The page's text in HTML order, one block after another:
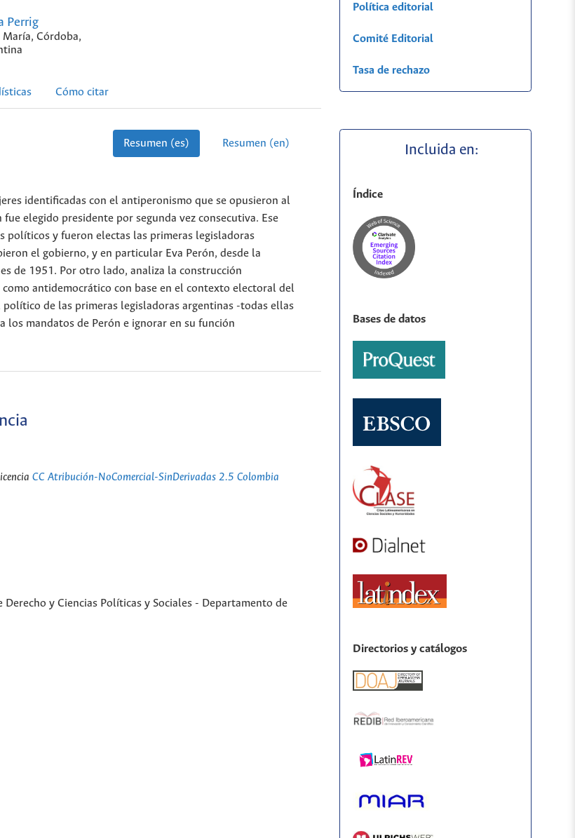
Perrig
Córdoba,
Cómo citar
Resumen (es) Resumen (en)
identificadas con el antiperonismo que se opusieron al
elegido presidente por segunda vez consecutiva. Ese
políticos y fueron electas las primeras legisladoras
el gobierno, y en particular Eva Perón, desde la
de 1951. Por otro lado, analiza la construcción
antidemocrático con base en el contexto electoral del
de las primeras legisladoras argentinas -todas ellas
los mandatos de Perón e ignorar en su función
CC Atribución-NoComercial-SinDerivadas 2.5 Colombia
y Ciencias Políticas y Sociales - Departamento de
Política editorial
Comité Editorial
Tasa de rechazo
Incluida en:
Índice
Bases de datos
Directorios y catálogos